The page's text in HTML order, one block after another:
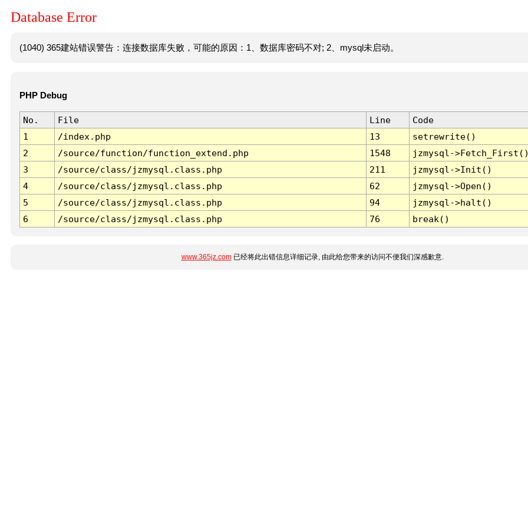
Database Error
(1040) 365建站错误警告：连接数据库失败，可能的原因：1、数据库密码不对; 2、mysql未启动。
PHP Debug
No. File Line
Code
1
/index.php 13
setrewrite()
2
/source/function/function_extend.php 1548
jzmysql-
3
/source/class/jzmysql.class.php 211
jzmysql->Init()
4
/source/class/jzmysql.class.php 62
jzmysql->Open()
5
/source/class/jzmysql.class.php 94
jzmysql->halt()
6
/source/class/jzmysql.class.php 76 break()
www.365jz.com已经将此出错信息详细记录, 由此给您带来的访问不便我们深感歉意.